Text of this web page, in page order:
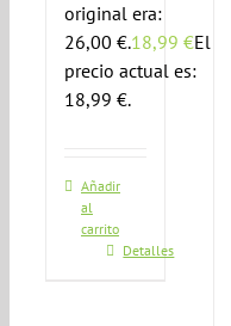
original era:
26,00 €.18,99 €El
precio actual es:
18,99 €.
Añadir
al
carrito
Detalles